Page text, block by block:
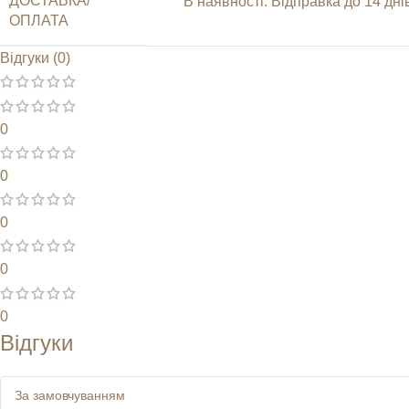
ОПЛАТА
Відгуки (0)
0
0
0
0
0
Відгуки